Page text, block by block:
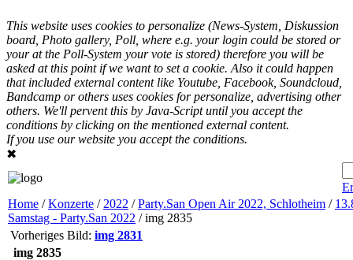
This website uses cookies to personalize (News-System, Diskussion
board, Photo gallery, Poll, where e.g. your login could be stored or
your at the Poll-System your vote is stored) therefore you will be
asked at this point if we want to set a cookie. Also it could happen
that included external content like Youtube, Facebook, Soundcloud,
Bandcamp or others uses cookies for personalize, advertising other
others. We'll pervent this by Java-Script until you accept the
conditions by clicking on the mentioned external content.
If you use our website you accept the conditions.
✖
Home /Konzerte / 2022 /Party.San Open Air 2022, Schlotheim /
Samstag - Party.San 2022 / img 2835
Vorheriges Bild: img 2831
img 2835